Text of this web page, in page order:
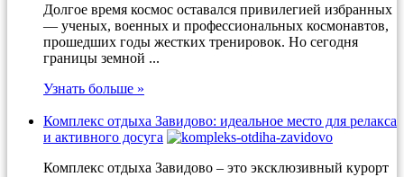
Долгое время космос оставался привилегией избранных
— ученых, военных и профессиональных космонавтов,
прошедших годы жестких тренировок. Но сегодня
границы земной ...
Узнать больше »
Комплекс отдыха Завидово: идеальное место для релакса
и активного досуга
Комплекс отдыха Завидово – это эксклюзивный курорт